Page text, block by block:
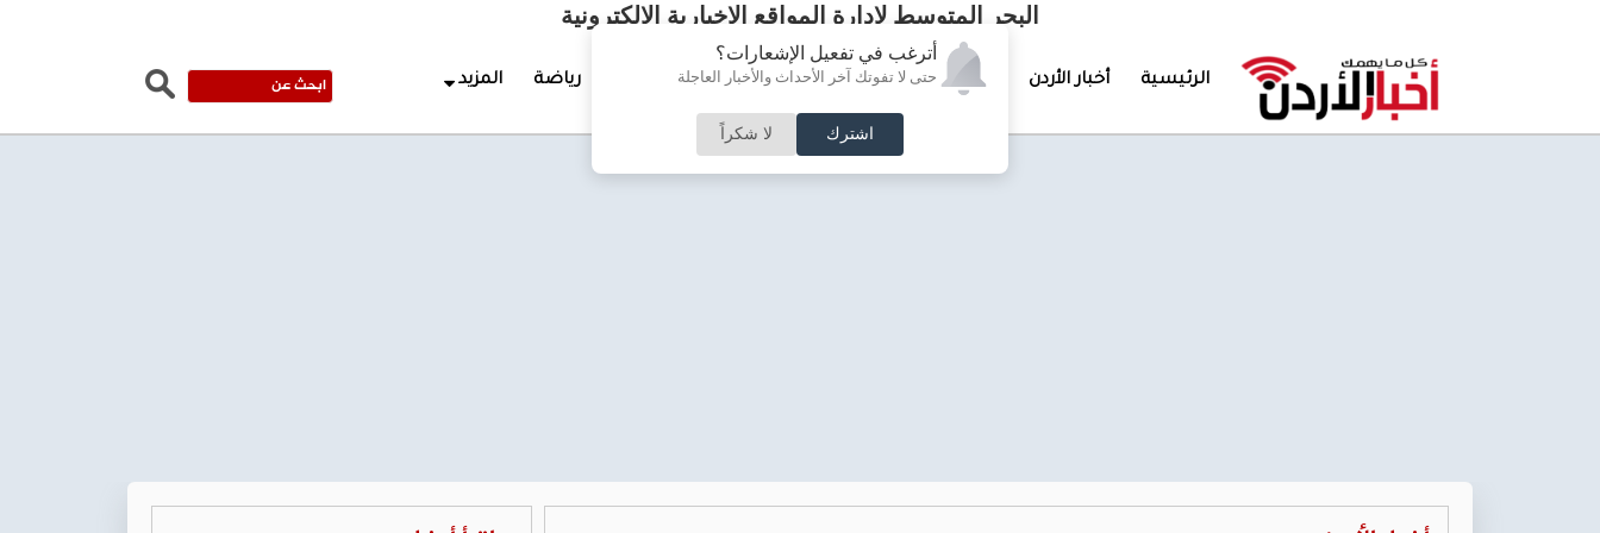
أترغب في تفعيل الإشعارات؟
حتى لا تفوتك آخر الأحداث والأخبار العاجلة
اشترك لا شكراً
البحر المتوسط لإدارة المواقع الإخبارية الالكترونية
الرئيسية أخبار الأردن تغطيات خاصة لقاء الأسبوع جرائم وحوادث رياضة المزيد